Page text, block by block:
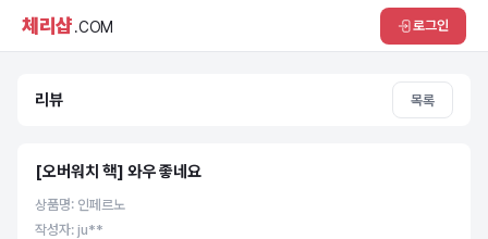
체리샵.COM 로그인
리뷰 목록
[오버워치 핵] 와우 좋네요
상품명: 인페르노
작성자: ju**